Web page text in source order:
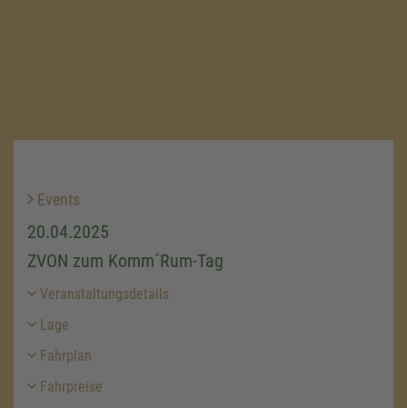
Events
20.04.2025
ZVON zum Komm´Rum-Tag
Veranstaltungsdetails
Lage
Fahrplan
Fahrpreise